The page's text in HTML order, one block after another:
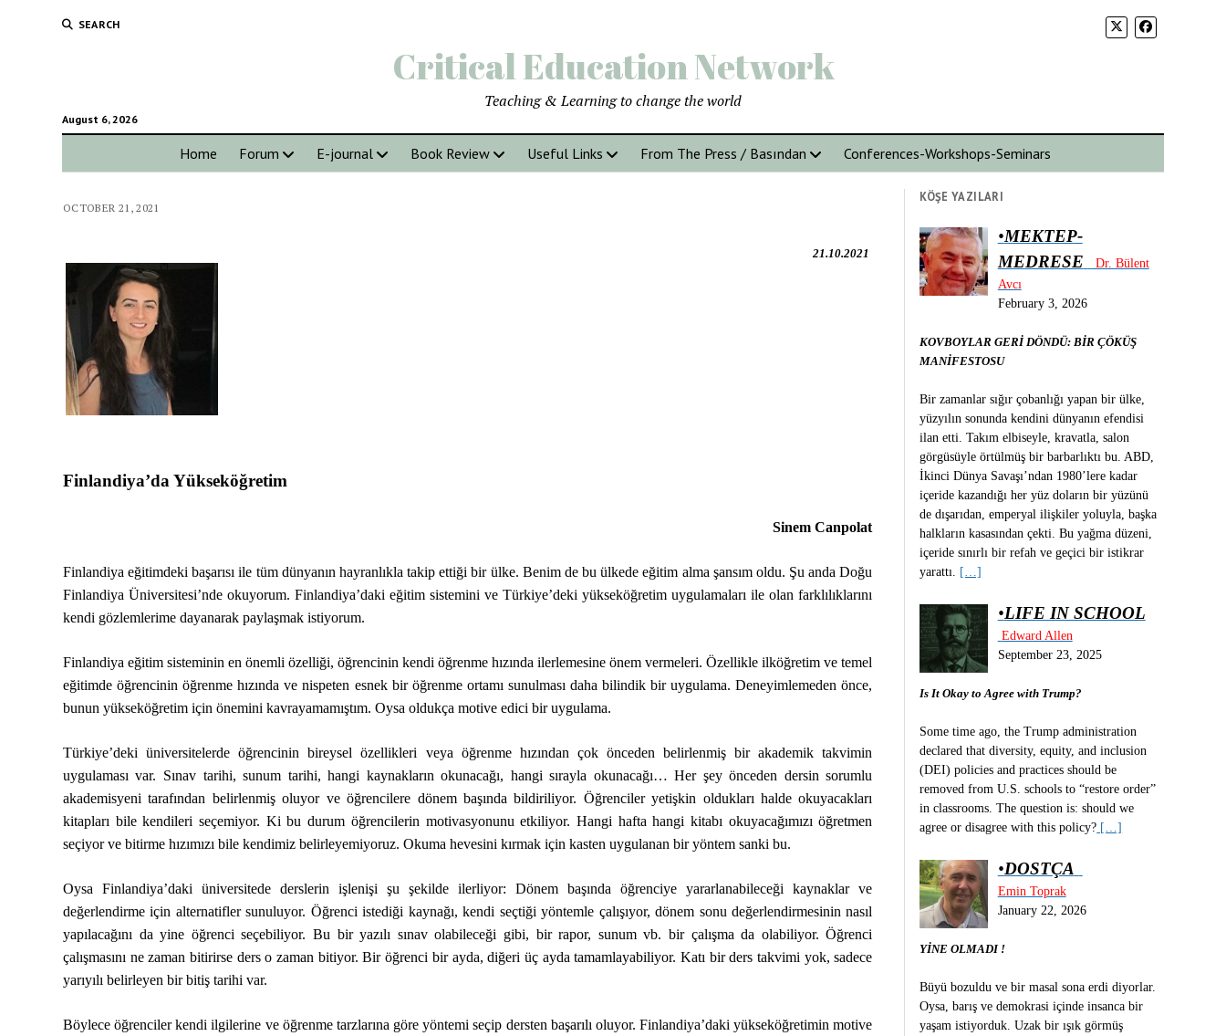
SEARCH
Critical Education Network
August 6, 2026
Teaching & Learning to change the world
Home Forum E-journal Book Review Useful Links From The Press / Basından Conferences-Workshops-Seminars
OCTOBER 21, 2021
21.10.2021
Finlandiya’da Yükseköğretim
Sinem Canpolat
Finlandiya eğitimdeki başarısı ile tüm dünyanın hayranlıkla takip ettiği bir ülke. Benim de bu ülkede eğitim alma şansım oldu. Şu anda Doğu
Finlandiya Üniversitesi’nde okuyorum. Finlandiya’daki eğitim sistemini ve Türkiye’deki yükseköğretim uygulamaları ile olan farklılıklarını
kendi gözlemlerime dayanarak paylaşmak istiyorum.
Finlandiya eğitim sisteminin en önemli özelliği, öğrencinin kendi öğrenme hızında ilerlemesine önem vermeleri. Özellikle ilköğretim ve temel
eğitimde öğrencinin öğrenme hızında ve nispeten esnek bir öğrenme ortamı sunulması daha bilindik bir uygulama. Deneyimlemeden önce,
bunun yükseköğretim için önemini kavrayamamıştım. Oysa oldukça motive edici bir uygulama.
Türkiye’deki üniversitelerde öğrencinin bireysel özellikleri veya öğrenme hızından çok önceden belirlenmiş bir akademik takvimin
uygulaması var. Sınav tarihi, sunum tarihi, hangi kaynakların okunacağı, hangi sırayla okunacağı… Her şey önceden dersin sorumlu
akademisyeni tarafından belirlenmiş oluyor ve öğrencilere dönem başında bildiriliyor. Öğrenciler yetişkin oldukları halde okuyacakları
kitapları bile kendileri seçemiyor. Ki bu durum öğrencilerin motivasyonunu etkiliyor. Hangi hafta hangi kitabı okuyacağımızı öğretmen
seçiyor ve bitirme hızımızı bile kendimiz belirleyemiyoruz. Okuma hevesini kırmak için kasten uygulanan bir yöntem sanki bu.
Oysa Finlandiya’daki üniversitede derslerin işlenişi şu şekilde ilerliyor: Dönem başında öğrenciye yararlanabileceği kaynaklar ve
değerlendirme için alternatifler sunuluyor. Öğrenci istediği kaynağı, kendi seçtiği yöntemle çalışıyor, dönem sonu değerlendirmesinin nasıl
yapılacağını da yine öğrenci seçebiliyor. Bu bir yazılı sınav olabileceği gibi, bir rapor, sunum vb. bir çalışma da olabiliyor. Öğrenci
çalışmasını ne zaman bitirirse ders o zaman bitiyor. Bir öğrenci bir ayda, diğeri üç ayda tamamlayabiliyor. Katı bir ders takvimi yok, sadece
yarıyılı belirleyen bir bitiş tarihi var.
Böylece öğrenciler kendi ilgilerine ve öğrenme tarzlarına göre yöntemi seçip dersten başarılı oluyor. Finlandiya’daki yükseköğretimin motive
KÖŞE YAZILARI
•MEKTEP-
MEDRESE
Dr. Bülent
Avcı
February 3, 2026
KOVBOYLAR GERİ DÖNDÜ: BİR ÇÖKÜŞ
MANİFESTOSU
Bir zamanlar sığır çobanlığı yapan bir ülke,
yüzyılın sonunda kendini dünyanın efendisi
ilan etti. Takım elbiseyle, kravatla, salon
görgüsüyle örtülmüş bir barbarlıktı bu. ABD,
İkinci Dünya Savaşı’ndan 1980’lere kadar
içeride kazandığı her yüz doların bir yüzünü
de dışarıdan, emperyal ilişkiler yoluyla, başka
halkların kasasından çekti. Bu yağma düzeni,
içeride sınırlı bir refah ve geçici bir istikrar
yarattı. […]
•LIFE IN SCHOOL
Edward Allen
September 23, 2025
Is It Okay to Agree with Trump?
Some time ago, the Trump administration
declared that diversity, equity, and inclusion
(DEI) policies and practices should be
removed from U.S. schools to “restore order”
in classrooms. The question is: should we
agree or disagree with this policy? […]
•DOSTÇA
Emin Toprak
January 22, 2026
YİNE OLMADI !
Büyü bozuldu ve bir masal sona erdi diyorlar.
Oysa, barış ve demokrasi içinde insanca bir
yaşam istiyorduk. Uzak bir ışık görmüş